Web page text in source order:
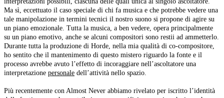
Ma sì, eccettuato il caso speciale di chi fa musica e che potrebbe vedere una
tale manipolazione in termini tecnici il nostro suono si propone di agire su
un piano emozionale. Tutta la musica, a ben vedere, opera principalmente
su un piano emotivo, anche se alcuni compositori sono restii ad ammetterlo.
Durante tutta la produzione di Horde, nella mia qualità di co-compositore,
ho sentito che il mantenimento di questo mistero riguardo la fonte e il
processo avrebbe avuto l’effetto di incoraggiare nell’ascoltatore una
interpretazione personale dell’attività nello spazio.
Più recentemente con Almost Never abbiamo rivelato per iscritto l’identità